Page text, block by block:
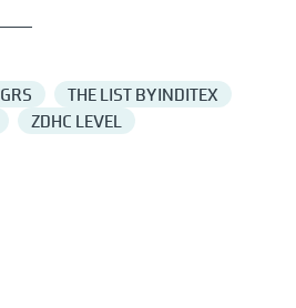
GRS
THE LIST BY INDITEX
ZDHC LEVEL